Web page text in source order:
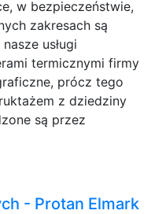
w bezpieczeństwie,
zakresach są
usługi
termicznymi firmy
prócz tego
z dziedziny
są przez
- Protan Elmark